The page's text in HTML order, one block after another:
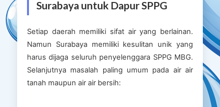
Surabaya untuk Dapur SPPG
Setiap daerah memiliki sifat air yang berlainan.
Namun Surabaya memiliki kesulitan unik yang
harus dijaga seluruh penyelenggara SPPG MBG.
Selanjutnya masalah paling umum pada air air
tanah maupun air air bersih: